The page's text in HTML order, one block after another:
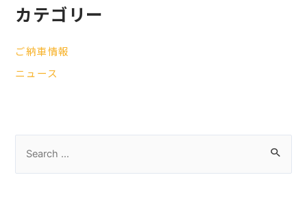
カテゴリー
ご納車情報
ニュース